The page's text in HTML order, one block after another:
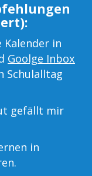
Kalender in
Goolge Inbox
Schulalltag
gefällt mir
in